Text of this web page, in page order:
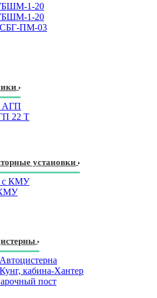
1-20
1-20
ПМ-03
АГП
22 Т
установки
с КМУ
кабина-Хантер
пост